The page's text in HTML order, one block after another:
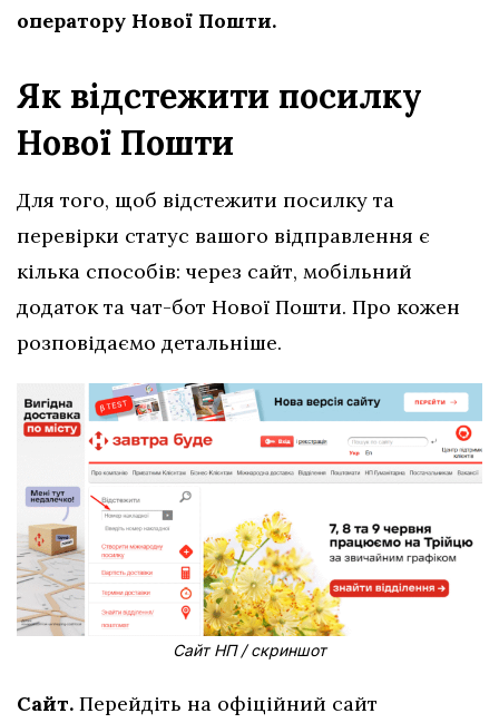
оператору Нової Пошти.
Як відстежити посилку
Нової Пошти
Для того, щоб відстежити посилку та
перевірки статус вашого відправлення є
кілька способів: через сайт, мобільний
додаток та чат-бот Нової Пошти. Про кожен
розповідаємо детальніше.
Сайт НП / скриншот
Сайт. Перейдіть на офіційний сайт